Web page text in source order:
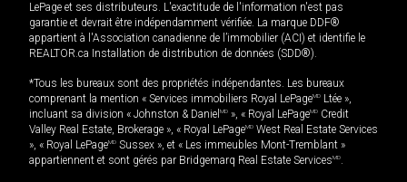
LePage et ses distributeurs. L'exactitude de l'information n'est pas
garantie et devrait être indépendamment vérifiée. La marque DDF®
appartient à l'Association canadienne de l’immobilier (ACI) et identifie le
REALTOR.ca Installation de distribution de données (SDD®).
*Tous les bureaux sont des propriétés indépendantes. Les bureaux
comprenant la mention « Services immobiliers Royal LePageMD Ltée »,
incluant sa division « Johnston & Daniel MD », « Royal LePageMD Credit
Valley Real Estate, Brokerage », « Royal LePageMD West Real Estate Services
», « Royal LePageMD Sussex », et « Les immeubles Mont-Tremblant »
appartiennent et sont gérés par Bridgemarq Real Estate ServicesMD.